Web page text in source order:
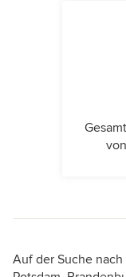
Auf der Suche